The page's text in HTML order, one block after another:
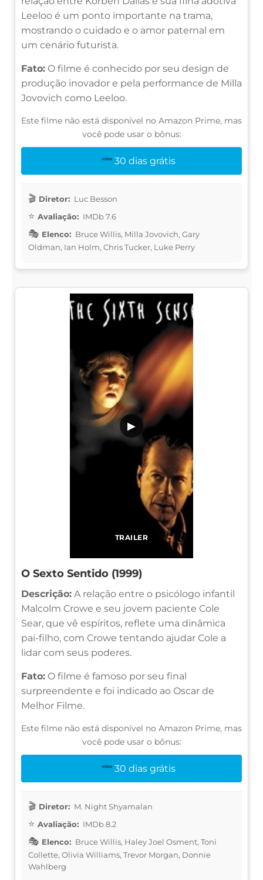
Leeloo é um ponto importante na trama,
mostrando o cuidado e o amor paternal em
um cenário futurista.
Fato: O filme é conhecido por seu design de
produção inovador e pela performance de Milla
Jovovich como Leeloo.
Este filme não está disponível no Amazon Prime, mas
você pode usar o bônus:
30 dias grátis
Diretor: Luc Besson
Avaliação: IMDb 7.6
Elenco: Bruce Willis, Milla Jovovich, Gary
Oldman, Ian Holm, Chris Tucker, Luke Perry
TRAILER
▶
O Sexto Sentido (1999)
Descrição: A relação entre o psicólogo infantil
Malcolm Crowe e seu jovem paciente Cole
Sear, que vê espíritos, reflete uma dinâmica
pai-filho, com Crowe tentando ajudar Cole a
lidar com seus poderes.
Fato: O filme é famoso por seu final
surpreendente e foi indicado ao Oscar de
Melhor Filme.
Este filme não está disponível no Amazon Prime, mas
você pode usar o bônus:
30 dias grátis
Diretor: M. Night Shyamalan
Avaliação: IMDb 8.2
Elenco: Bruce Willis, Haley Joel Osment, Toni
Collette, Olivia Williams, Trevor Morgan, Donnie
Wahlberg